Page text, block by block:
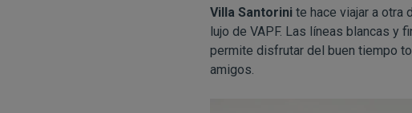
Villa Santorini te hace viajar a otra
lujo de VAPF. Las líneas blancas y
permite disfrutar del buen tiempo
amigos.